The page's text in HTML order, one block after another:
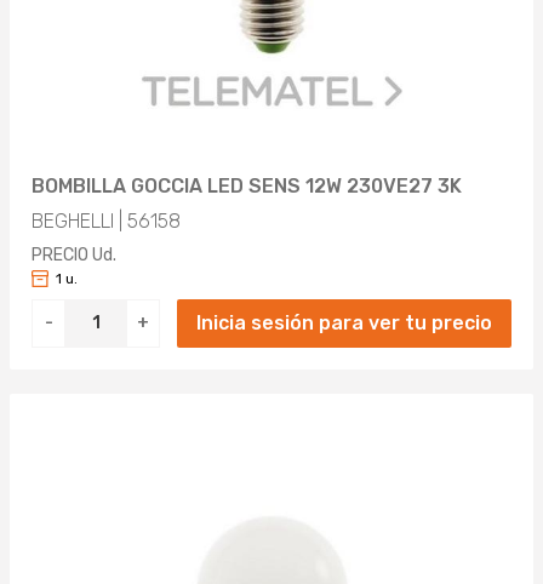
BOMBILLA GOCCIA LED SENS 12W 230VE27 3K
BEGHELLI | 56158
PRECIO Ud.
- +
1 u.
Inicia sesión para ver tu precio